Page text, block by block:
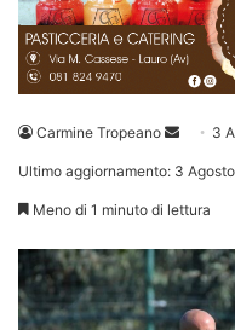
Carmine Tropeano
Invia 3
Ultimo aggiornamento: 3
Meno di 1 minuto di lettura